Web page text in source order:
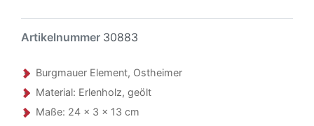
Artikelnummer 30883
Burgmauer Element, Ostheimer
Material: Erlenholz, geölt
Maße: 24 x 3 x 13 cm